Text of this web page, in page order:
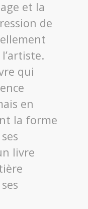
et la
de
qui
en
la forme
livre